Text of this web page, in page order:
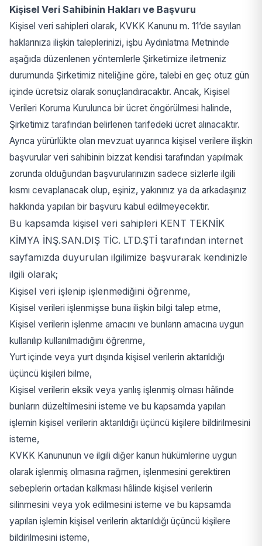
Kişisel Veri Sahibinin Hakları ve Başvuru
Kişisel veri sahipleri olarak, KVKK Kanunu m. 11’de sayılan
haklarınıza ilişkin taleplerinizi, işbu Aydınlatma Metninde
aşağıda düzenlenen yöntemlerle Şirketimize iletmeniz
durumunda Şirketimiz niteliğine göre, talebi en geç otuz gün
içinde ücretsiz olarak sonuçlandıracaktır. Ancak, Kişisel
Verileri Koruma Kurulunca bir ücret öngörülmesi halinde,
Şirketimiz tarafından belirlenen tarifedeki ücret alınacaktır.
Ayrıca yürürlükte olan mevzuat uyarınca kişisel verilere ilişkin
başvurular veri sahibinin bizzat kendisi tarafından yapılmak
zorunda olduğundan başvurularınızın sadece sizlerle ilgili
kısmı cevaplanacak olup, eşiniz, yakınınız ya da arkadaşınız
hakkında yapılan bir başvuru kabul edilmeyecektir.
Bu kapsamda kişisel veri sahipleri KENT TEKNİK
KİMYA İNŞ.SAN.DIŞ TİC. LTD.ŞTİ tarafından internet
sayfamızda duyurulan ilgilimize başvurarak kendinizle
ilgili olarak;
Kişisel veri işlenip işlenmediğini öğrenme,
Kişisel verileri işlenmişse buna ilişkin bilgi talep etme,
Kişisel verilerin işlenme amacını ve bunların amacına uygun
kullanılıp kullanılmadığını öğrenme,
Yurt içinde veya yurt dışında kişisel verilerin aktarıldığı
üçüncü kişileri bilme,
Kişisel verilerin eksik veya yanlış işlenmiş olması hâlinde
bunların düzeltilmesini isteme ve bu kapsamda yapılan
işlemin kişisel verilerin aktarıldığı üçüncü kişilere bildirilmesini
isteme,
KVKK Kanununun ve ilgili diğer kanun hükümlerine uygun
olarak işlenmiş olmasına rağmen, işlenmesini gerektiren
sebeplerin ortadan kalkması hâlinde kişisel verilerin
silinmesini veya yok edilmesini isteme ve bu kapsamda
yapılan işlemin kişisel verilerin aktarıldığı üçüncü kişilere
bildirilmesini isteme,